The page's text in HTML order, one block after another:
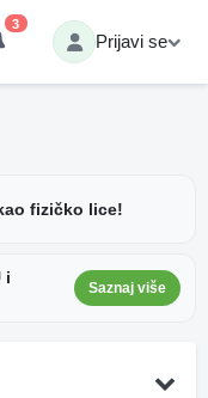
3
Prijavi se
fizičko lice!
i
Saznaj više